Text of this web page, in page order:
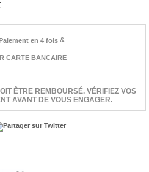
&
CARTE BANCAIRE
ÊTRE REMBOURSÉ. VÉRIFIEZ VOS
AVANT DE VOUS ENGAGER.